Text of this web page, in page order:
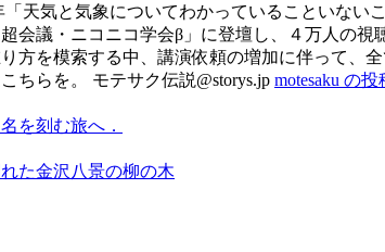
「天気と気象についてわかっていることいな
会議・ニコニコ学会β」に登壇し、４万人の
方を模索する中、講演依頼の増加に伴って、
ちらを。 モテサク伝説@storys.jp motesaku の
を刻む旅へ．
た金沢八景の柳の木